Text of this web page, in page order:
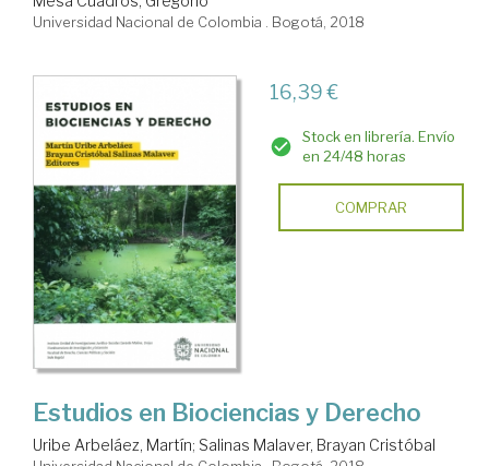
Universidad Nacional de Colombia . Bogotá, 2018
16,39 €
Stock en librería. Envío
en 24/48 horas
COMPRAR
Estudios en Biociencias y Derecho
Uribe Arbeláez, Martín; Salinas Malaver, Brayan Cristóbal